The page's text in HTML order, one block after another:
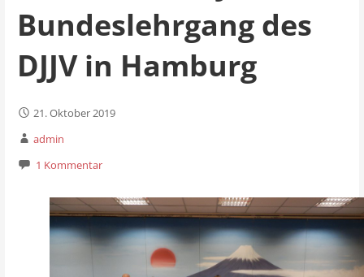
Bundeslehrgang des
DJJV in Hamburg
21. Oktober 2019
admin
1 Kommentar